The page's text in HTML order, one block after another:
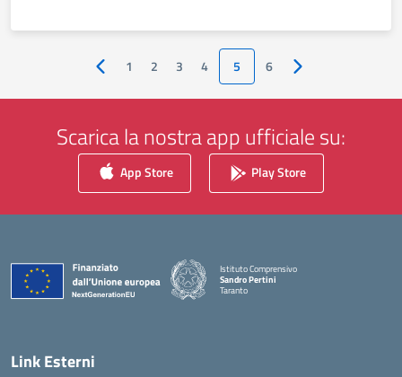
Pagina precedente
1 2 3 4 5 6 Pagina successiva
Scarica la nostra app ufficiale su:
App Store Play Store
Istituto Comprensivo
Sandro Pertini
Taranto
Link Esterni